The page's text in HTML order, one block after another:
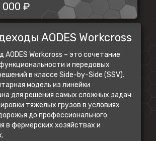
000 ₽
AODES Workcross
AODES Workcross – это сочетание
и передовых
в классе Side-by-Side (SSV).
модель из линейки
для решения самых сложных задач:
тяжелых грузов в условиях
до профессионального
в фермерских хозяйствах и